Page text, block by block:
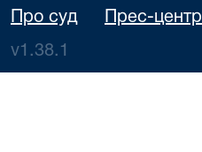
Про суд Прес-центр
v1.38.1